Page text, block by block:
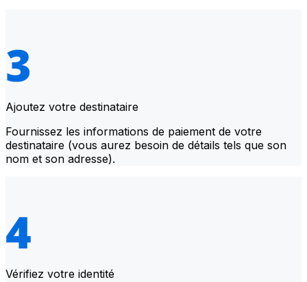
Ajoutez votre destinataire
Fournissez les informations de paiement de votre
destinataire (vous aurez besoin de détails tels que son
nom et son adresse).
Vérifiez votre identité